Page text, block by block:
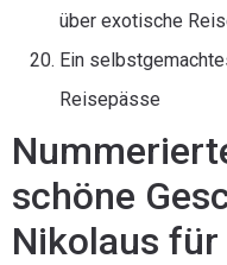
über exotische
Ein
Reisepässe
schöne
Nikolaus für